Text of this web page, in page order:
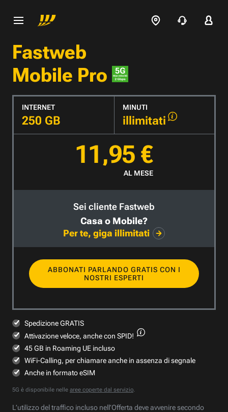
Fastweb
Mobile Pro
INTERNET
250 GB
MINUTI
illimitati
11,95 €
AL MESE
Sei cliente Fastweb
Casa o Mobile?
Per te, giga illimitati
ABBONATI PARLANDO GRATIS CON I
NOSTRI ESPERTI
Spedizione GRATIS
Attivazione veloce, anche con SPID!
45 GB in Roaming UE incluso
WiFi-Calling, per chiamare anche in assenza di segnale
Anche in formato eSIM
5G è disponibile nelle aree coperte dal servizio.
L’utilizzo del traffico incluso nell’Offerta deve avvenire secondo